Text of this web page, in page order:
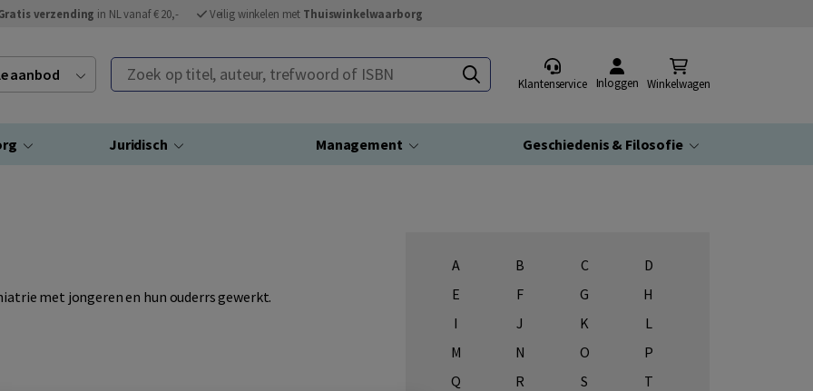
verzending in NL vanaf € 20,- Veilig winkelen met Thuiswinkelwaarborg
aanbod Zoek op titel, auteur, trefwoord of ISBN
Klantenservice Inloggen Winkelwagen
Juridisch Management Geschiedenis & Filosofie
met jongeren en hun ouderrs gewerkt.
A B C
D
E
F G
H
I
J K
L
M
N O
P
Q
R S
T